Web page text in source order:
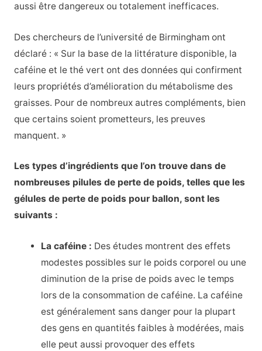
aussi être dangereux ou totalement inefficaces.
Des chercheurs de l’université de Birmingham ont
déclaré : « Sur la base de la littérature disponible, la
caféine et le thé vert ont des données qui confirment
leurs propriétés d’amélioration du métabolisme des
graisses. Pour de nombreux autres compléments, bien
que certains soient prometteurs, les preuves
manquent. »
Les types d’ingrédients que l’on trouve dans de
nombreuses pilules de perte de poids, telles que les
gélules de perte de poids pour ballon, sont les
suivants :
La caféine : Des études montrent des effets
modestes possibles sur le poids corporel ou une
diminution de la prise de poids avec le temps
lors de la consommation de caféine. La caféine
est généralement sans danger pour la plupart
des gens en quantités faibles à modérées, mais
elle peut aussi provoquer des effets